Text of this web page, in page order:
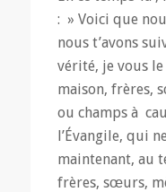
: » Voici que
nous t’avons
vérité, je vous le
maison, frères,
ou champs à
l’Évangile, qui
maintenant, au
frères, sœurs,